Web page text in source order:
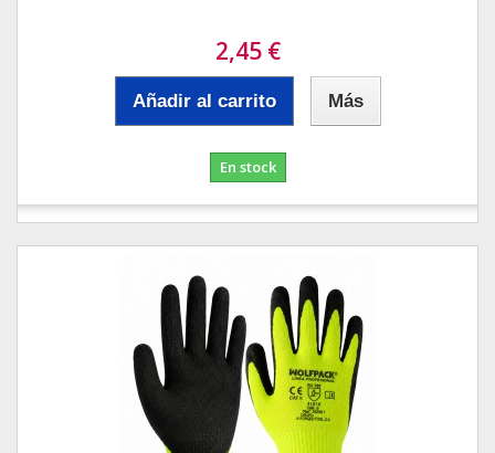
2,45 €
Añadir al carrito Más
En stock